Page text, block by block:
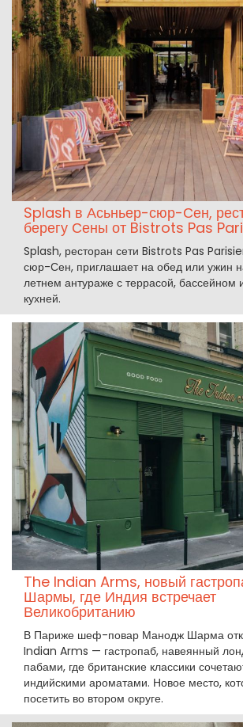
Splash в Асьньер-сюр-Сен,
берегу Сены от Bistrots Pas
Splash, ресторан сети Bistrots Pas
сюр-Сен, приглашает на обед или ужин
летнем антураже с террасой, бассейном
кухней.
The Indian Arms, новый
Шармы, где Индия встречает
Великобританию
В Париже шеф-повар Манодж Шарма
Indian Arms — гастропаб, навеянный
пабами, где британские классики
индийскими ароматами. Новое место,
посетить во втором округе.